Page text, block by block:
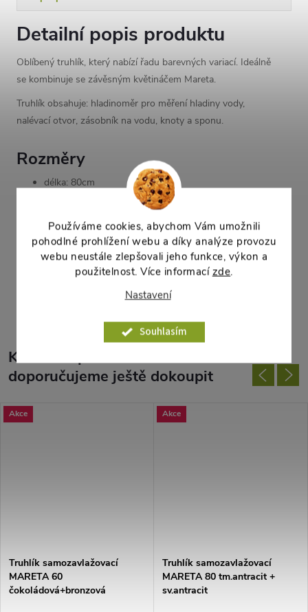
Používáme cookies, abychom Vám umožnili
pohodlné prohlížení webu a díky analýze provozu
webu neustále zlepšovali jeho funkce, výkon a
použitelnost. Více informací zde.
Nastavení
Souhlasím
Detailní popis produktu
Oblíbený truhlík, který nabízí řadu barevných variací. Ideálně
se kombinuje se závěsným květináčem Mareta.
Truhlík obsahuje: hladinoměr pro měření hladiny vody,
nalévací otvor, zásobník na vodu, knoty a sponu.
Rozměry
délka: 80cm
objem zásobníku na vodu: 3,8l
objem substrátu: 15l
K tomuto produktu
doporučujeme ještě dokoupit
Akce
Truhlík samozavlažovací
MARETA 60
čokoládová+bronzová
Akce
Truhlík samozavlažovací
MARETA 80 tm.antracit +
sv.antracit